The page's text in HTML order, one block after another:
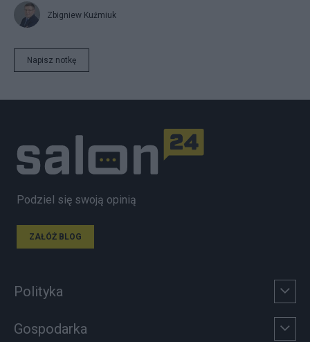
Zbigniew Kuźmiuk
Napisz notkę
Podziel się swoją opinią
ZAŁÓŻ BLOG
Polityka
Gospodarka